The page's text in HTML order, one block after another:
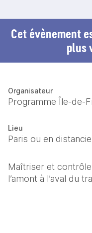
Cet évènement
plus
Organisateur
Programme Île-de-
Lieu
Paris ou en
Maîtriser et
l’amont à l’aval du